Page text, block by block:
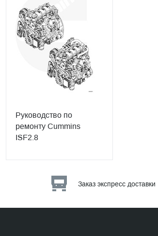
Руководство по
ремонту Cummins
ISF2.8
Заказ экспресс доставки